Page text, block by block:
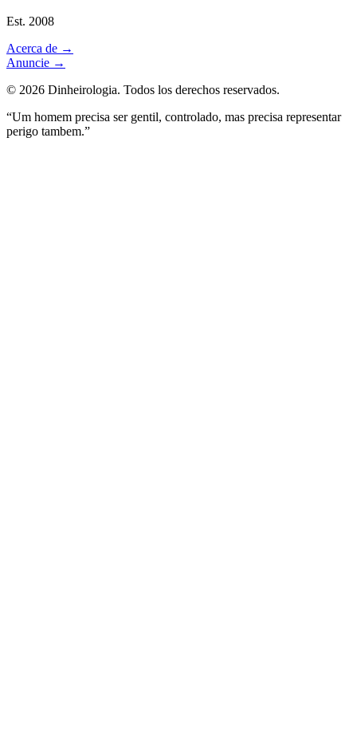
Est. 2008
Acerca de →
Anuncie →
© 2026 Dinheirologia. Todos los derechos reservados.
“Um homem precisa ser gentil, controlado, mas precisa representar
perigo tambem.”